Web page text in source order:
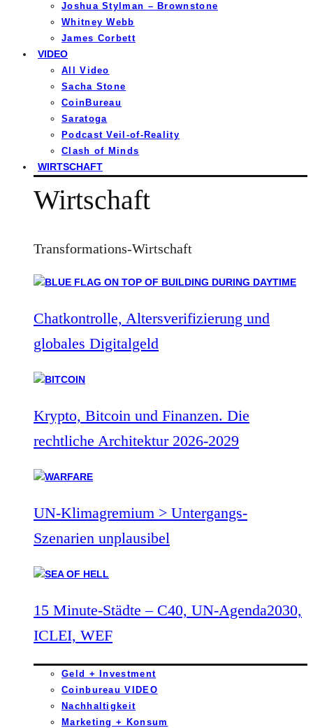
Joshua Stylman – Brownstone
Whitney Webb
James Corbett
VIDEO
All Video
Sacha Stone
CoinBureau
Saratoga
Podcast Veil-of-Reality
Clash of Minds
WIRTSCHAFT
Wirtschaft
Transformations-Wirtschaft
Chatkontrolle, Altersverifizierung und
globales Digitalgeld
Krypto, Bitcoin und Finanzen. Die
rechtliche Architektur 2026-2029
UN-Klimagremium > Untergangs-
Szenarien unplausibel
15 Minute-Städte – C40, UN-Agenda2030,
ICLEI, WEF
Geld + Investment
Coinbureau VIDEO
Nachhaltigkeit
Marketing + Konsum